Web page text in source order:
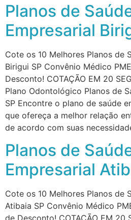
Planos de
Empresarial
Cote os 10 Melhores Planos de
Birigui SP Convênio Médico
Desconto! COTAÇÃO EM 20
Plano Odontológico Planos de
SP Encontre o plano de saúde
que ofereça a melhor relação
de acordo com suas
Planos de
Empresarial
Cote os 10 Melhores Planos de
Atibaia SP Convênio Médico